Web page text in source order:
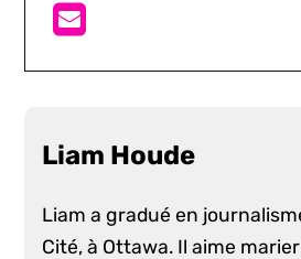
Liam Houde
Liam a gradué en
Cité, à Ottawa. Il aime